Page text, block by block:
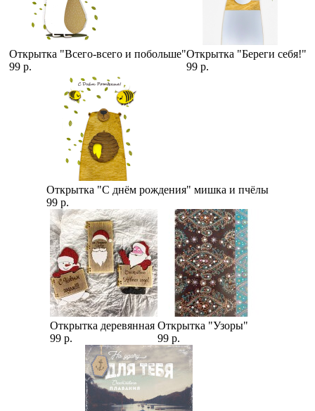
Открытка "Всего-всего и побольше"
99 р.
Открытка "Береги себя!"
99 р.
Открытка "С днём рождения" мишка и пчёлы
99 р.
Открытка деревянная
99 р.
Открытка "Узоры"
99 р.